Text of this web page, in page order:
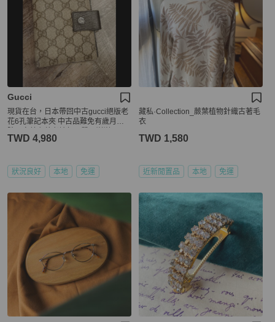
Gucci
現貨在台，日本帶回中古gucci絕版老
花6孔筆記本夾 中古品難免有歲月痕
TWD 4,980
狀況良好 本地 免運
藏私·Collection_蕨葉植物針織古著毛
衣
TWD 1,580
近新閒置品 本地 免運